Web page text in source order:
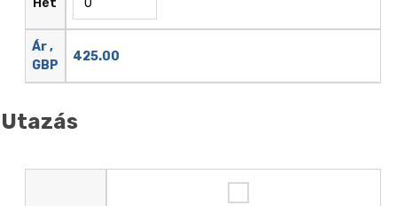
Hét
Ár ,
GBP
425.00
Utazás